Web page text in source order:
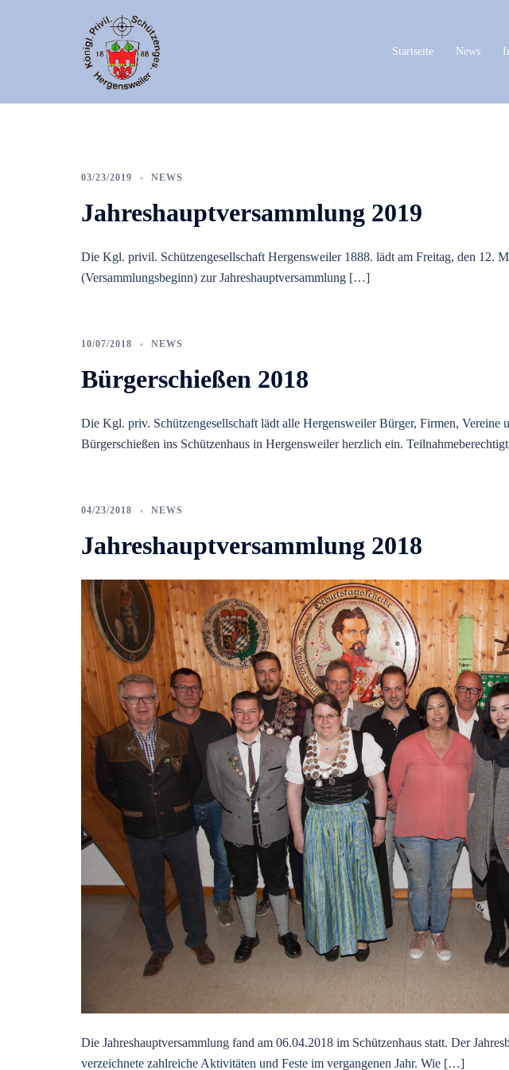
Schützengesellschaft
Startseite News
03/23/2019 NEWS
Jahreshauptversammlung 2019
Die Kgl. privil. Schützengesellschaft Hergensweiler 1888. lädt am Freitag, den 12.
(Versammlungsbeginn) zur Jahreshauptversammlung […]
10/07/2018 NEWS
Bürgerschießen 2018
Die Kgl. priv. Schützengesellschaft lädt alle Hergensweiler Bürger, Firmen, Vereine
Bürgerschießen ins Schützenhaus in Hergensweiler herzlich ein.
04/23/2018 NEWS
Jahreshauptversammlung 2018
Die Jahreshauptversammlung fand am 06.04.2018 im Schützenhaus statt. Der
verzeichnete zahlreiche Aktivitäten und Feste im vergangenen Jahr. Wie […]